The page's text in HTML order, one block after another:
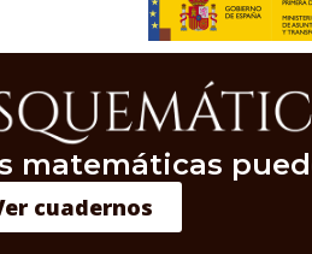
matemáticas
cuadernos